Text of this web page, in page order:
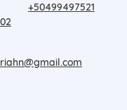
+50499497521